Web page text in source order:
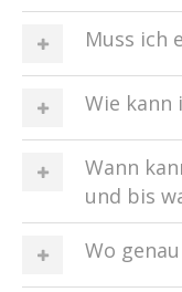
Muss ich
Wie kann
Wann
und bis
Wo